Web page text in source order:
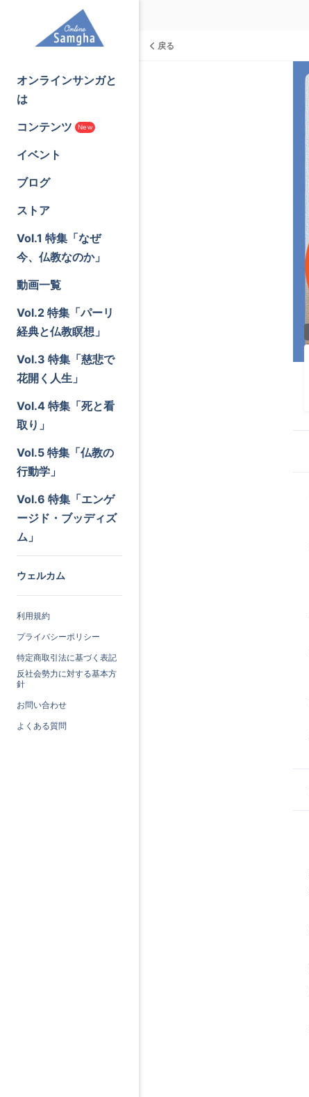
オンラインサンガと
は
コンテンツ
New
イベント
ブログ
ストア
Vol.1 特集「なぜ
今、仏教なのか」
動画一覧
Vol.2 特集「パーリ
経典と仏教瞑想」
Vol.3 特集「慈悲で
花開く人生」
Vol.4 特集「死と看
取り」
Vol.5 特集「仏教の
行動学」
Vol.6 特集「エンゲ
ージド・ブッディズ
ム」
ウェルカム
利用規約
プライバシーポリシー
特定商取引法に基づく表記
反社会勢力に対する基本方
針
お問い合わせ
よくある質問
戻る